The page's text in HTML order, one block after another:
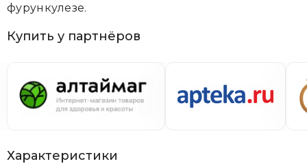
фурункулезе.
Купить у партнёров
Характеристики